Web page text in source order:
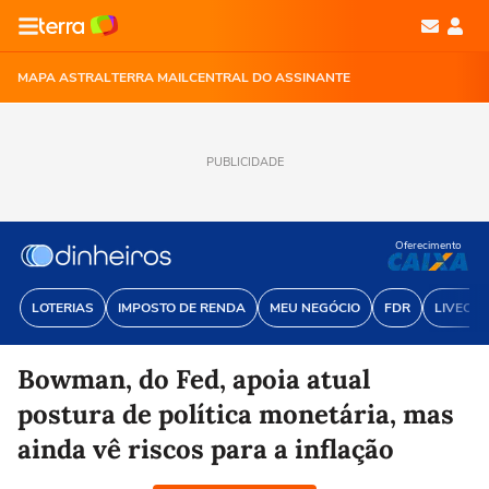
MAPA ASTRALTERRA MAILCENTRAL DO ASSINANTE
PUBLICIDADE
LOTERIAS IMPOSTO DE RENDA MEU NEGÓCIO FDR
Oferecimento
Bowman, do Fed, apoia atual
postura de política monetária, mas
ainda vê riscos para a inflação